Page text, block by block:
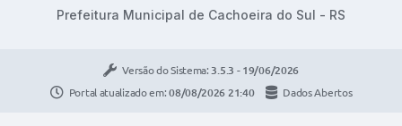
Prefeitura Municipal de Cachoeira do Sul - RS
Versão do Sistema: 3.5.3 - 19/06/2026
Portal atualizado em:08/08/2026 21:40 Dados Abertos